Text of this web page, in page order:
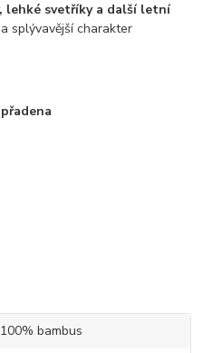
lehké svetříky a další letní
splývavější charakter
100% bambus